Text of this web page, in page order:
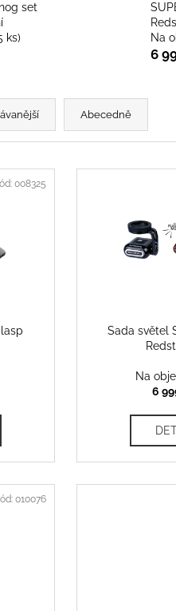
set
ks)
Na
6
Abecedně
008325
Sada světel
Na
6
010076